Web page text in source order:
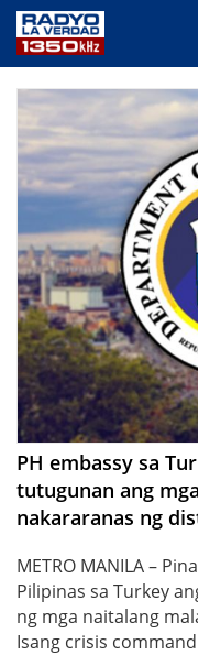
PUBLIC SERVICE
ANNOUNCEMENTS
PROGRAMS
ABOUT
CONTACT US
PH embassy sa
tutugunan ang
nakararanas ng
METRO MANILA –
Pilipinas sa Turkey
ng mga naitalang
Isang crisis